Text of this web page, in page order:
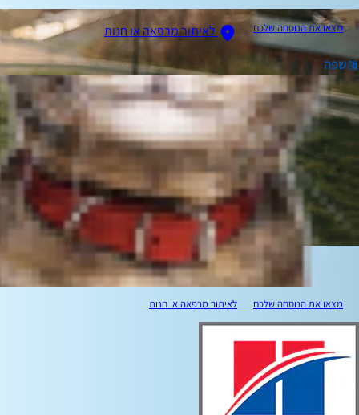
מצאו את הנוסחה שלכם
לאיתור מרפאה או חנות
שפה
מצאו את הנוסחה שלכם לאיתור מרפאה או חנות